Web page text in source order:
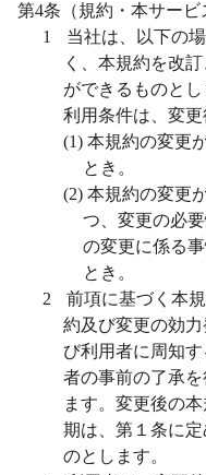
第4条（規約・本サービ
1
当社は、以下の
く、本規約を改
ができるものと
利用条件は、変更
(1) 本規約の変更
とき。
(2) 本規約の変更
つ、変更の必
の変更に係る
とき。
2
前項に基づく本
約及び変更の効
び利用者に周知
者の事前の了承
ます。変更後の
期は、第１条に
のとします。